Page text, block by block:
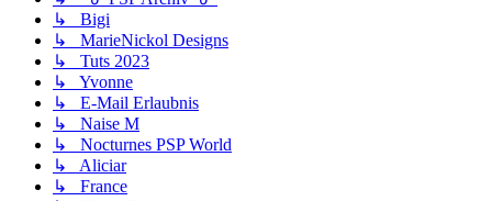
↳ Bigi
↳ MarieNickol Designs
↳ Tuts 2023
↳ Yvonne
↳ E-Mail Erlaubnis
↳ Naise M
↳ Nocturnes PSP World
↳ Aliciar
↳ France